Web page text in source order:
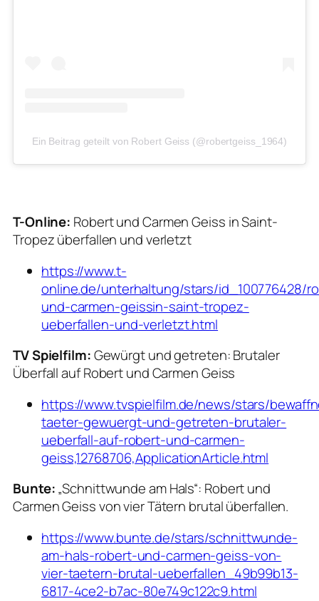
Ein Beitrag geteilt von Robert Geiss (@robertgeiss_1964)
T-Online: Robert und Carmen Geiss in Saint-
Tropez überfallen und verletzt
https://www.t-
online.de/unterhaltung/stars/id_100776428/
und-carmen-geissin-saint-tropez-
ueberfallen-und-verletzt.html
TV Spielfilm:Gewürgt und getreten: Brutaler
Überfall auf Robert und Carmen Geiss
https://www.tvspielfilm.de/news/stars/
taeter-gewuergt-und-getreten-brutaler-
ueberfall-auf-robert-und-carmen-
geiss,12768706,ApplicationArticle.html
Bunte:„Schnittwunde am Hals“: Robert und
Carmen Geiss von vier Tätern brutal überfallen.
https://www.bunte.de/stars/schnittwunde-
am-hals-robert-und-carmen-geiss-von-
vier-taetern-brutal-ueberfallen_49b99b13-
6817-4ce2-b7ac-80e749c122c9.html